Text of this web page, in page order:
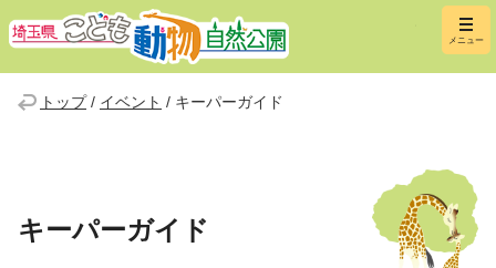
埼玉県
メニュー
トップ/ イベント / キーパーガイド
キーパーガイド